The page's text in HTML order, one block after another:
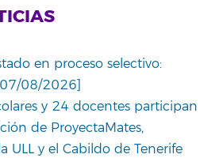
en proceso selectivo:
08/2026]
y 24 docentes participan
de ProyectaMates,
ULL y el Cabildo de Tenerife